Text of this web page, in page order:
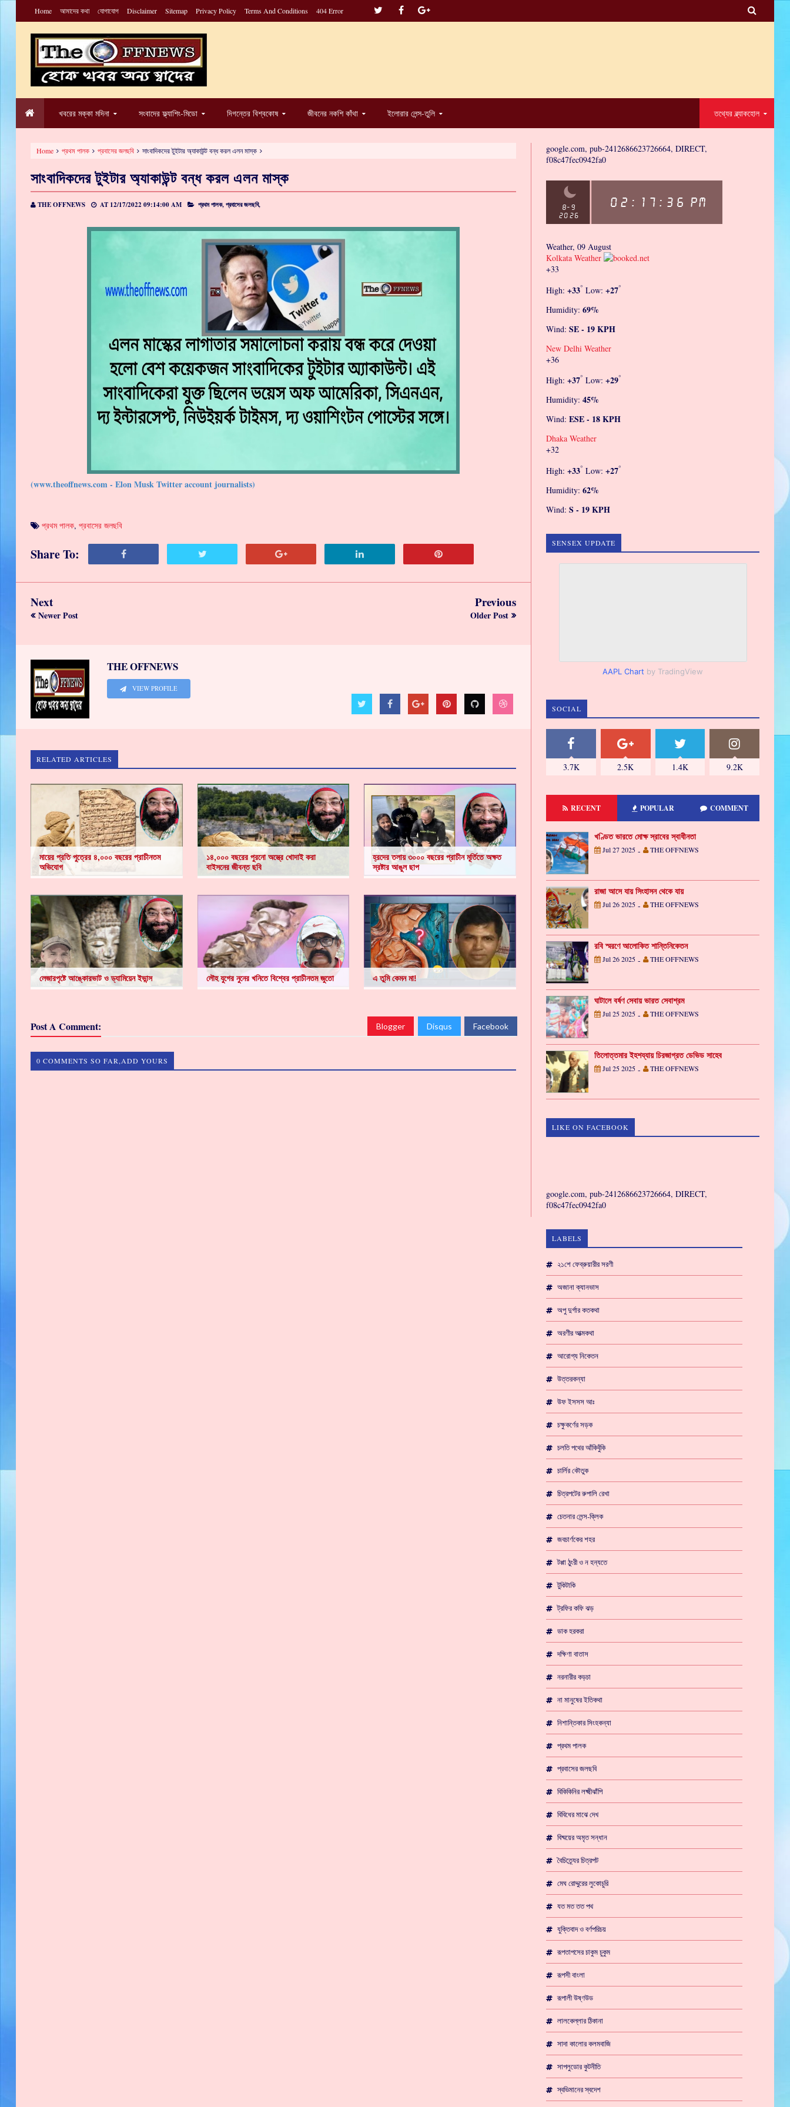
Home আমাদের কথা যোগাযোগ Disclaimer Sitemap Privacy Policy Terms And Conditions 404 Error 
খবরের মক্কা মদিনা সংবাদের ফ্ল্যাশিং-মিডো দিগন্তের বিশ্বকোষ জীবনের নকশি কাঁথা ইলোরার লেন্স-তুলি তথ্যের ব্ল্যাকহোল
Home প্রথম পালক প্রবাসের জলছবি সাংবাদিকদের টুইটার অ্যাকাউন্ট বন্ধ করল এলন মাস্ক
সাংবাদিকদের টুইটার অ্যাকাউন্ট বন্ধ করল এলন মাস্ক
THE OFFNEWS AT 12/17/2022 09:14:00 AM প্রথম পালক,প্রবাসের জলছবি,
(www.theoffnews.com - Elon Musk Twitter account journalists)
প্রথম পালক, প্রবাসের জলছবি
Share To:
Next
Newer Post
Previous
Older Post
THE OFFNEWS
VIEW PROFILE
RELATED ARTICLES
মায়ের প্রতি পুত্রের ৪,০০০ বছরের প্রাচীনতম
অভিযোগ
১৪,০০০ বছরের পুরনো অস্ত্রে খোদাই করা
বাইসনের জীবন্ত ছবি
হ্রদের তলায় ৩০০০ বছরের প্রাচীন মূর্তিতে অক্ষত
স্রষ্টার আঙুল ছাপ
লেজারপৃষ্টে আঙ্কোরভাট ও ড্যামিয়েন ইভান্স লৌহ যুগের নুনের খনিতে বিশ্বের প্রাচীনতম জুতো এ তুমি কেমন মা!
Post A Comment: Blogger Disqus Facebook
0 COMMENTS SO FAR,ADD YOURS
google.com, pub-2412686623726664, DIRECT,
f08c47fec0942fa0
Weather, 09 August
Kolkata Weather
+33
High:+33° Low:+27°
Humidity:69%
Wind:SE - 19 KPH
New Delhi Weather
+36
High:+37° Low:+29°
Humidity:45%
Wind:ESE - 18 KPH
Dhaka Weather
+32
High:+33° Low:+27°
Humidity:62%
Wind:S - 19 KPH
SENSEX UPDATE
AAPL Chart by TradingView
SOCIAL
3.7K 2.5K 1.4K 9.2K
RECENT POPULAR COMMENT
খণ্ডিত ভারতে মোক্ষ স্রাবের স্বাধীনতা
Jul 27 2025 - THE OFFNEWS
রাজা আসে যায় সিংহাসন থেকে যায়
Jul 26 2025 - THE OFFNEWS
রবি স্মরণে আলোকিত শান্তিনিকেতন
Jul 26 2025 - THE OFFNEWS
ঘাটালে বর্ষণ সেবায় ভারত সেবাশ্রম
Jul 25 2025 - THE OFFNEWS
তিলোত্তমার ইহশয্যায় চিরজাগ্রত ডেভিড সাহেব
Jul 25 2025 - THE OFFNEWS
LIKE ON FACEBOOK
google.com, pub-2412686623726664, DIRECT,
f08c47fec0942fa0
LABELS
২১শে ফেব্রুয়ারীর সরণী
অজানা ক্যানভাস
অপু দুর্গার কতকথা
অরণীর আত্মকথা
আরোগ্য নিকেতন
উত্তরকন্যা
উফ ইসসস আঃ
চক্ষুকর্ণের সড়ক
চলতি পথের আঁকিবুঁকি
চার্লির কৌতুক
চিত্রপটের রুপালি রেখা
চেতনার লেন্স-ক্লিক
জবচার্ণকের শহর
টপ্পা ঠুংরী ও ন হন্যতে
টুকিটাকি
ট্রফির কফি ঝড়
ডাক হরকরা
দক্ষিণা বাতাস
নরনারীর কড়চা
না মানুষের ইতিকথা
নিশান্তিকার সিংহকন্যা
প্রথম পালক
প্রবাসের জলছবি
বিকিকিনির লক্ষ্মীঝাঁপি
বিবিধের মাঝে দেখ
বিষ্ময়ের অমৃত সন্ধান
বৈচিত্র্যের চিত্রপট
মেঘ রোদ্দুরের লুকোচুরি
যত মত তত পথ
যুক্তিবাদ ও বর্ণপরিচয়
রূপতাপসের চাকুম চুকুম
রূপসী বাংলা
রূপালী উষ্ণউড
লালকেল্লার ঠিকানা
সাদা কালোর কলমবাজি
সাপলুডোর কুটনীতি
স্বভিমানের স্বদেশ